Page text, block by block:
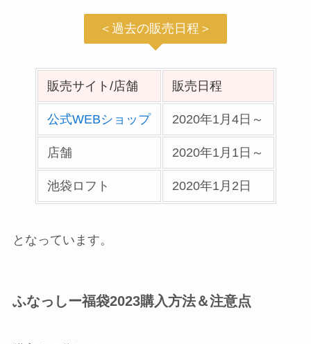
＜過去の販売日程＞
販売サイト/店舗 販売日程
公式WEBショップ 2020年1月4日～
店舗 2020年1月1日～
池袋ロフト 2020年1月2日
となっています。
ふなっしー福袋2023購入方法＆注意点